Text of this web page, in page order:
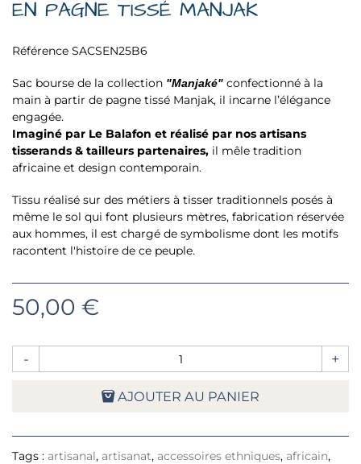
EN PAGNE TISSÉ MANJAK
Référence SACSEN25B6
Sac bourse de la collection "Manjaké" confectionné à la
main à partir de pagne tissé Manjak, il incarne l’élégance
engagée.
Imaginé par Le Balafon et réalisé par nos artisans
tisserands & tailleurs partenaires, il mêle tradition
africaine et design contemporain.
Tissu réalisé sur des métiers à tisser traditionnels posés à
même le sol qui font plusieurs mètres, fabrication réservée
aux hommes, il est chargé de symbolisme dont les motifs
racontent l'histoire de ce peuple.
50,00 €
- +
AJOUTER AU PANIER
Tags : artisanal, artisanat, accessoires ethniques, africain,